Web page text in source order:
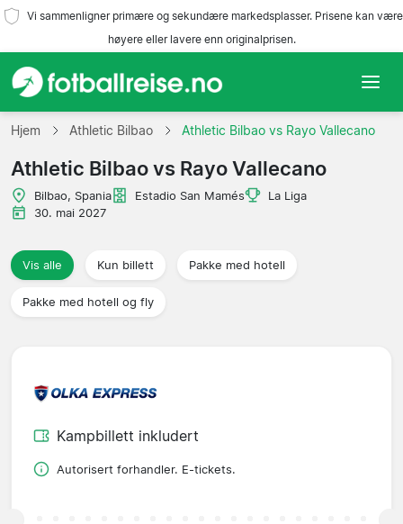
Vi sammenligner primære og sekundære markedsplasser. Prisene kan være
høyere eller lavere enn originalprisen.
Hjem
Lag
Ligaer
Reisebyråer
Hjem Athletic Bilbao Athletic Bilbao vs Rayo Vallecano
Athletic Bilbao vs Rayo Vallecano
Bilbao, Spania Estadio San Mamés
La Liga
30. mai 2027
Vis alle Kun billett Pakke med hotell
Pakke med hotell og fly
Kampbillett inkludert
Autorisert forhandler. E-tickets.